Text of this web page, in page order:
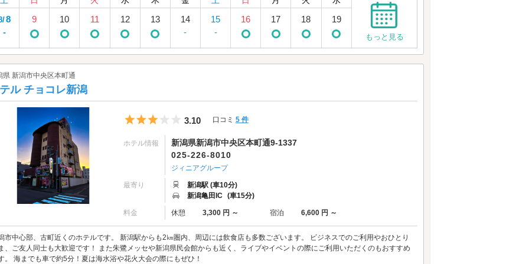
8
-
9 10 11 12 13
14
-
15
-
16 17 18 19
もっと見る
県 新潟市中央区本町通
ル チョコレ新潟
5つ星のうち3
3.10 口コミ 5 件
ホテル情報
新潟県新潟市中央区本町通9-1337
025-226-8010
ジィニアグループ
最寄り
新潟駅 (車10分)
新潟亀田IC (車15分)
料金 休憩 3,300 円 ～ 宿泊 6,600 円 ～
市中心部、古町近くのホテルです。 新潟駅からも2㎞圏内、周辺には飲食店も多数ございます。 ビジネスでのご利用やおひとり
、ご友人同士も大歓迎です！ また朱鷺メッセや新潟県民会館からも近く、ライブやイベントの際にご利用いただくのもおすすめ
。 海までも車で約5分！夏は海水浴や花火大会の際にもぜひ！